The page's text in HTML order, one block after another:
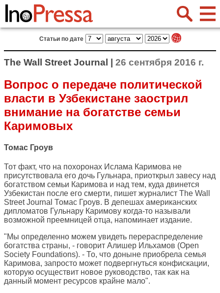
Статьи по дате
The Wall Street Journal | 26 сентября 2016 г.
Вопрос о передаче политической
власти в Узбекистане заострил
внимание на богатстве семьи
Каримовых
Томас Гроув
Тот факт, что на похоронах Ислама Каримова не
присутствовала его дочь Гульнара, приоткрыл завесу над
богатством семьи Каримова и над тем, куда двинется
Узбекистан после его смерти, пишет журналист The Wall
Street Journal Томас Гроув. В депешах американских
дипломатов Гульнару Каримову когда-то называли
возможной преемницей отца, напоминает издание.
"Мы определенно можем увидеть перераспределение
богатства страны, - говорит Алишер Ильхамов (Open
Society Foundations). - То, что доныне приобрела семья
Каримова, запросто может подвергнуться конфискации,
которую осуществит новое руководство, так как на
данный момент ресурсов крайне мало".